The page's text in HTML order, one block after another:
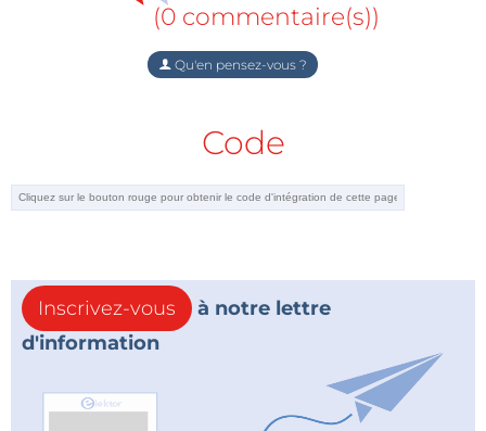
(0 commentaire(s))
Qu'en pensez-vous ?
Code
Inscrivez-vous
à notre lettre
d'information